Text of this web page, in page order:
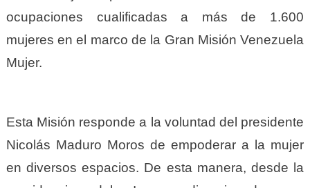
ocupaciones cualificadas a más de 1.600
mujeres en el marco de la Gran Misión Venezuela
Mujer.
Esta Misión responde a la voluntad del presidente
Nicolás Maduro Moros de empoderar a la mujer
en diversos espacios. De esta manera, desde la